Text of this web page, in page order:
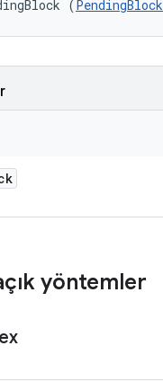
(PendingBlock
yöntemler